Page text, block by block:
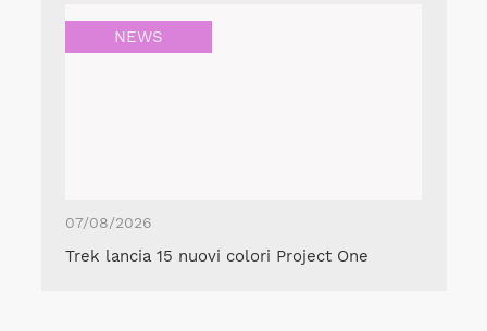
NEWS
07/08/2026
Trek lancia 15 nuovi colori Project One